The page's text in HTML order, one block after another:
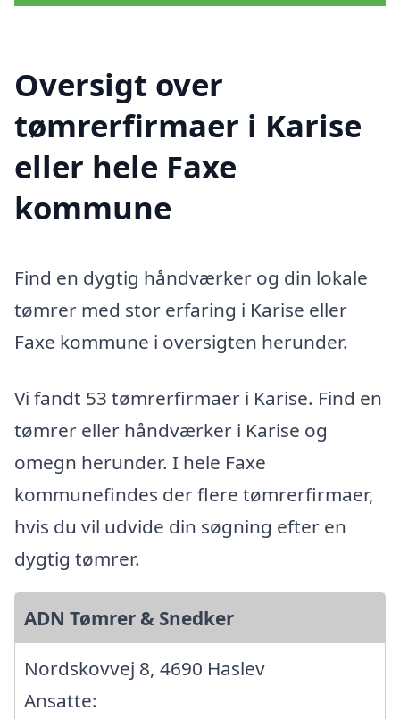
Oversigt over
tømrerfirmaer i Karise
eller hele Faxe
kommune
Find en dygtig håndværker og din lokale
tømrer med stor erfaring i Karise eller
Faxe kommune i oversigten herunder.
Vi fandt 53 tømrerfirmaer i Karise. Find en
tømrer eller håndværker i Karise og
omegn herunder. I hele Faxe
kommunefindes der flere tømrerfirmaer,
hvis du vil udvide din søgning efter en
dygtig tømrer.
ADN Tømrer & Snedker
Nordskovvej 8, 4690 Haslev
Ansatte: